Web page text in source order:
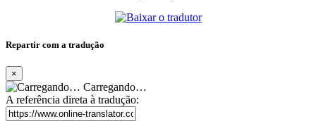
Repartir com a tradução
×
Carregando…
A referência direta à tradução: